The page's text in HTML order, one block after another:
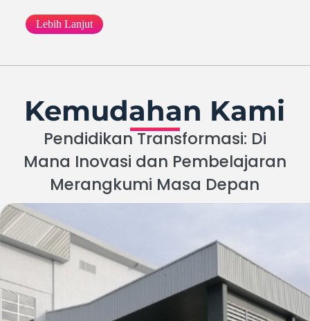
Lebih Lanjut
Kemudahan Kami
Pendidikan Transformasi: Di
Mana Inovasi dan Pembelajaran
Merangkumi Masa Depan